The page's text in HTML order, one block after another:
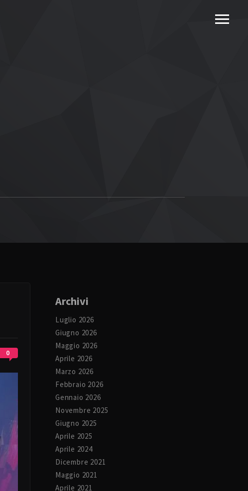
0
Archivi
Luglio 2026
Giugno 2026
Maggio 2026
Aprile 2026
Marzo 2026
Febbraio 2026
Gennaio 2026
Novembre 2025
Giugno 2025
Aprile 2025
Aprile 2024
Dicembre 2021
Maggio 2021
Aprile 2021